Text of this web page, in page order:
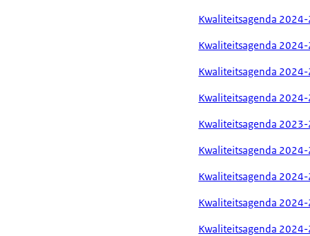
Kwaliteitsagenda 2024-
Kwaliteitsagenda
Kwaliteitsagenda
Kwaliteitsagenda 2024-
Kwaliteitsagenda 2023-
Kwaliteitsagenda
Kwaliteitsagenda
Kwaliteitsagenda
Kwaliteitsagenda 2024-